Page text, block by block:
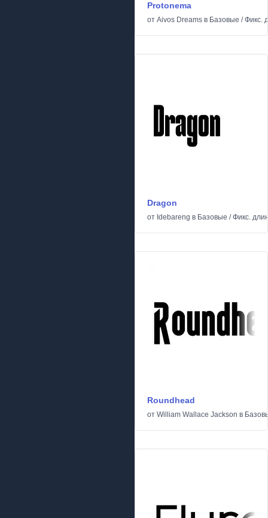
Protonema
от Aivos Dreams в Базовые /Фикс.
Dragon
от Idebareng в Базовые /Фикс.
Roundhead
от William Wallace Jackson в